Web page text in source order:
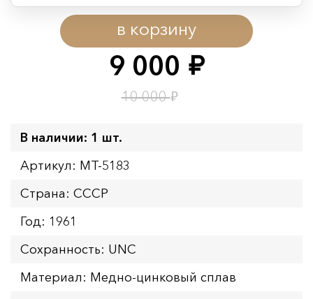
9 000 руб.
10 000₽
в корзину
Период действия акции:
Начало:
08.08.2026 00:01
Окончание:
09.08.2026 23:59
Время до окончания:
В наличии: 1 шт.
Артикул: MT-5183
Страна: СССР
Год: 1961
Сохранность: UNC
Материал: Медно-цинковый сплав